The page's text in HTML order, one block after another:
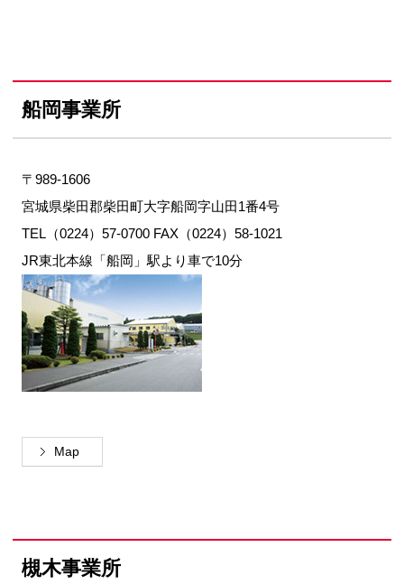
船岡事業所
〒989-1606
宮城県柴田郡柴田町大字船岡字山田1番4号
TEL（0224）57-0700 FAX（0224）58-1021
JR東北本線「船岡」駅より車で10分
Map
槻木事業所